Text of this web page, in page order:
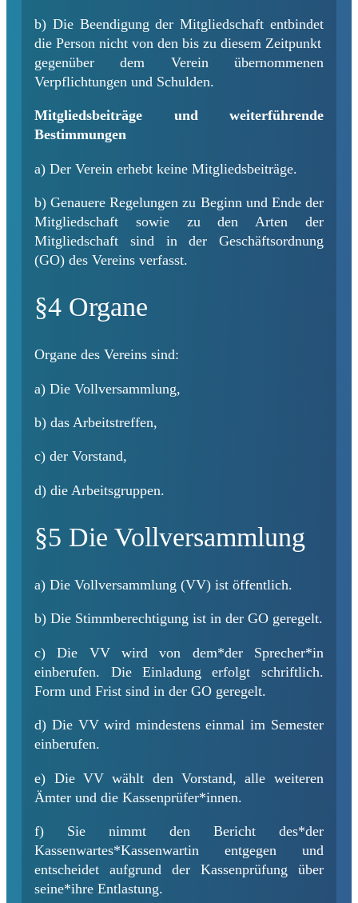
b) Die Beendigung der Mitgliedschaft entbindet
die Person nicht von den bis zu diesem Zeitpunkt
gegenüber dem Verein übernommenen
Verpflichtungen und Schulden.
Mitgliedsbeiträge und weiterführende
Bestimmungen
a) Der Verein erhebt keine Mitgliedsbeiträge.
b) Genauere Regelungen zu Beginn und Ende der
Mitgliedschaft sowie zu den Arten der
Mitgliedschaft sind in der Geschäftsordnung
(GO) des Vereins verfasst.
§4 Organe
Organe des Vereins sind:
a) Die Vollversammlung,
b) das Arbeitstreffen,
c) der Vorstand,
d) die Arbeitsgruppen.
§5 Die Vollversammlung
a) Die Vollversammlung (VV) ist öffentlich.
b) Die Stimmberechtigung ist in der GO geregelt.
c) Die VV wird von dem*der Sprecher*in
einberufen. Die Einladung erfolgt schriftlich.
Form und Frist sind in der GO geregelt.
d) Die VV wird mindestens einmal im Semester
einberufen.
e) Die VV wählt den Vorstand, alle weiteren
Ämter und die Kassenprüfer*innen.
f) Sie nimmt den Bericht des*der
Kassenwartes*Kassenwartin entgegen und
entscheidet aufgrund der Kassenprüfung über
seine*ihre Entlastung.